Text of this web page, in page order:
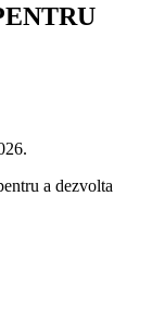
a dezvolta